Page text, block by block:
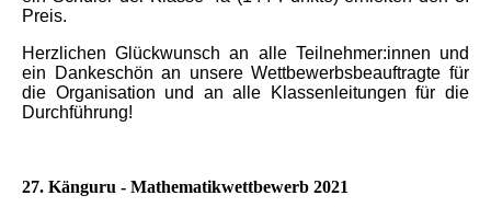
Preis.
Herzlichen Glückwunsch an alle Teilnehmer:innen und
ein Dankeschön an unsere Wettbewerbsbeauftragte für
die Organisation und an alle Klassenleitungen für die
Durchführung!
27. Känguru - Mathematikwettbewerb 2021